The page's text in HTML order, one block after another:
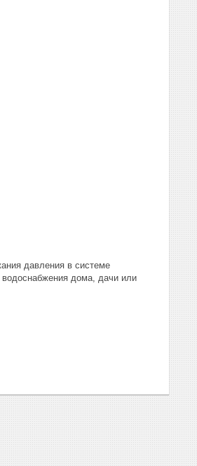
давления в системе
дома, дачи или